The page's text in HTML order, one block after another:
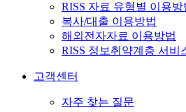
RISS 자료 유형별 이용방
복사/대출 이용방법
해외전자자료 이용방법
RISS 정보취약계층 서비
고객센터
자주 찾는 질문